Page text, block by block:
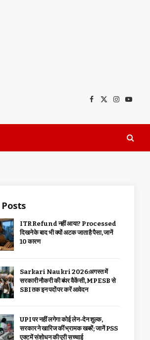
Facebook
X
Instagram
ITR Refund नहीं आया? Processed
दिखने के बाद भी क्यों अटक जाता है पैसा, जानें
10 कारण
Sarkari Naukri 2026:अगस्त में
सरकारी नौकरी की बंपर वैकेंसी, MPESB से
SBI तक इन पदों पर करें आवेदन
UPI पर नहीं लगेगा कोई लेन-देन शुल्क,
सरकार ने खारिज कीं भ्रामक खबरें; जानें PSS
एक्ट में संशोधन की पूरी सच्चाई